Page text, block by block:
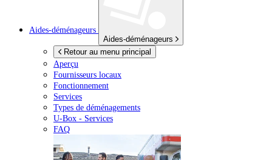
Aides-déménageurs
Aides-déménageurs
Retour au menu principal
Aperçu
Fournisseurs locaux
Fonctionnement
Services
Types de déménagements
U-Box - Services
FAQ